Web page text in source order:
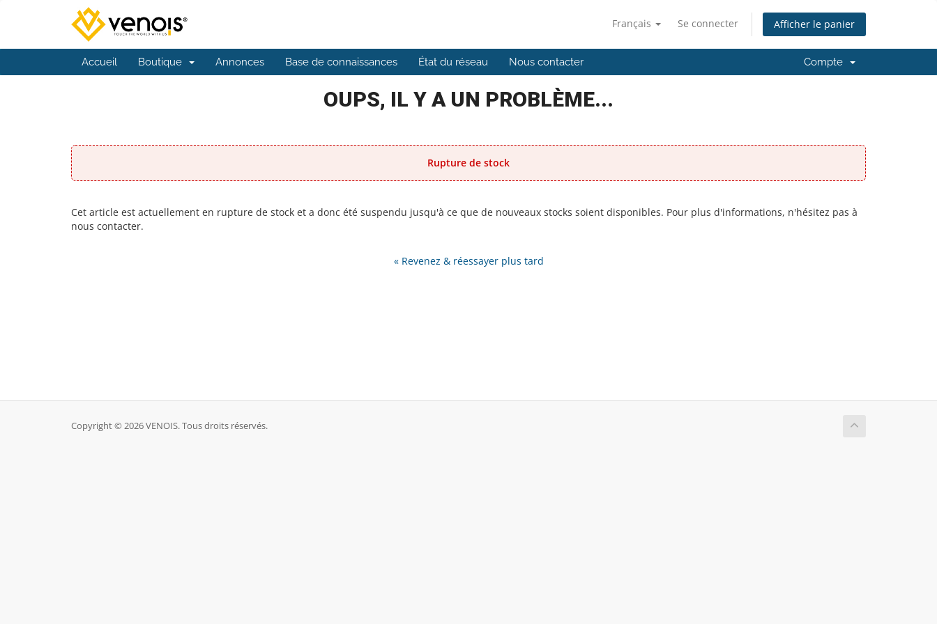
Français Se connecter Afficher le panier
Accueil Boutique Annonces Base de connaissances État du réseau Nous contacter Compte
OUPS, IL Y A UN PROBLÈME...
Rupture de stock
Cet article est actuellement en rupture de stock et a donc été suspendu jusqu'à ce que de nouveaux stocks soient disponibles. Pour plus d'informations, n'hésitez pas à
nous contacter.
« Revenez & réessayer plus tard
Copyright © 2026 VENOIS. Tous droits réservés.